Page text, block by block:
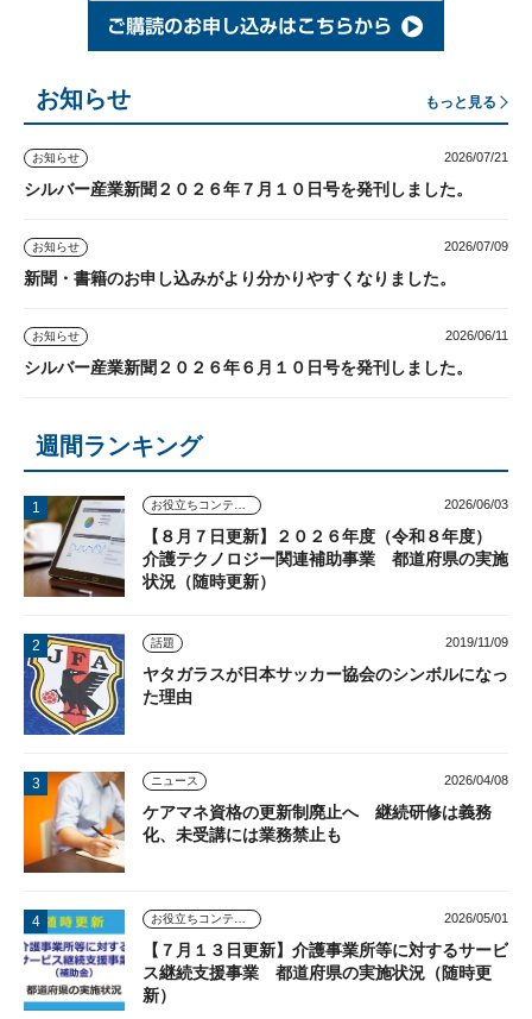
お知らせ もっと見る
お知らせ 2026/07/21
シルバー産業新聞２０２６年７月１０日号を発刊しました。
お知らせ 2026/07/09
新聞・書籍のお申し込みがより分かりやすくなりました。
お知らせ 2026/06/11
シルバー産業新聞２０２６年６月１０日号を発刊しました。
週間ランキング
お役立ちコンテンツ 2026/06/03
【８月７日更新】２０２６年度（令和８年度）
介護テクノロジー関連補助事業 都道府県の実施
状況（随時更新）
話題 2019/11/09
ヤタガラスが日本サッカー協会のシンボルになっ
た理由
ニュース 2026/04/08
ケアマネ資格の更新制廃止へ 継続研修は義務
化、未受講には業務禁止も
お役立ちコンテンツ 2026/05/01
【７月１３日更新】介護事業所等に対するサービ
ス継続支援事業 都道府県の実施状況（随時更
新）